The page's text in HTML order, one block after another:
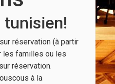
tunisien!
réservation (à partir
les familles ou les
réservation.
à la